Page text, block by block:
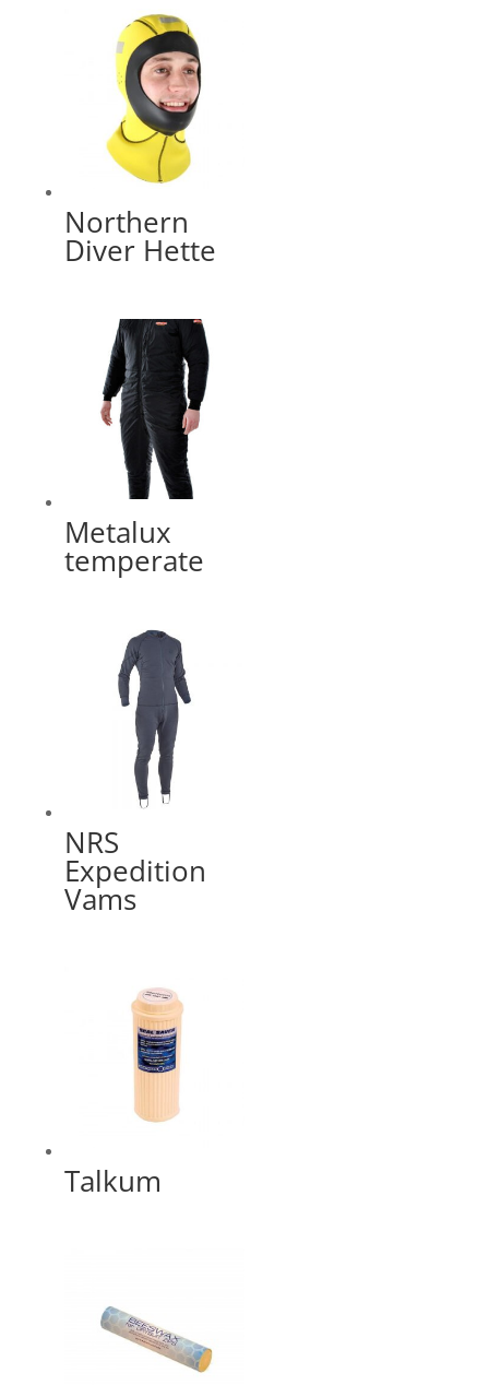
Northern
Diver Hette
Metalux
temperate
NRS
Expedition
Vams
Talkum